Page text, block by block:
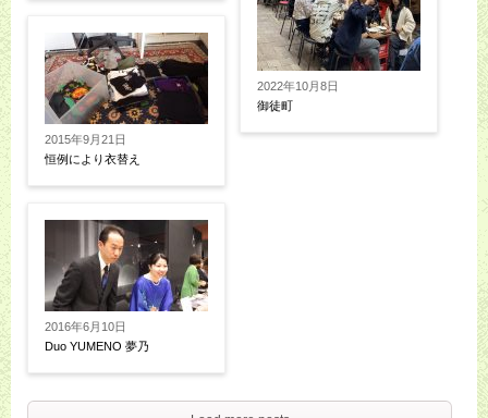
2015年9月21日
恒例により衣替え
2016年6月10日
Duo YUMENO 夢乃
2022年10月8日
御徒町